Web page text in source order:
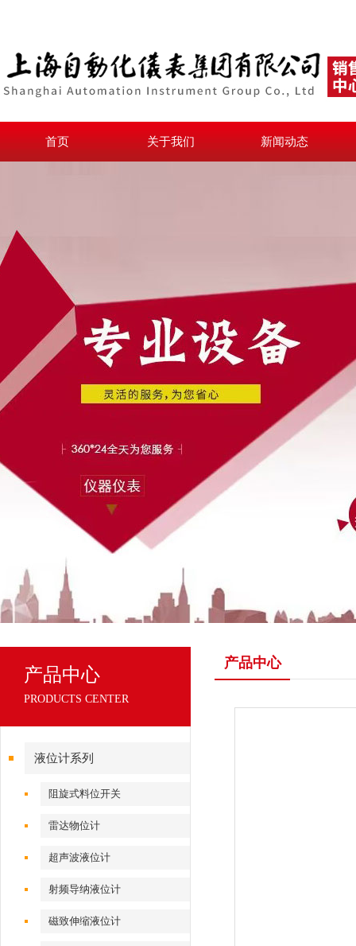
首页 关于我们 新闻动态
产品中心
PRODUCTS CENTER
液位计系列
阻旋式料位开关
雷达物位计
超声波液位计
射频导纳液位计
磁致伸缩液位计
产品中心